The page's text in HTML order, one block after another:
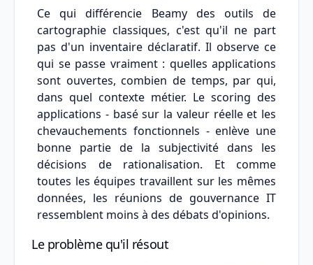
Ce qui différencie Beamy des outils de
cartographie classiques, c'est qu'il ne part
pas d'un inventaire déclaratif. Il observe ce
qui se passe vraiment : quelles applications
sont ouvertes, combien de temps, par qui,
dans quel contexte métier. Le scoring des
applications - basé sur la valeur réelle et les
chevauchements fonctionnels - enlève une
bonne partie de la subjectivité dans les
décisions de rationalisation. Et comme
toutes les équipes travaillent sur les mêmes
données, les réunions de gouvernance IT
ressemblent moins à des débats d'opinions.
Le problème qu'il résout